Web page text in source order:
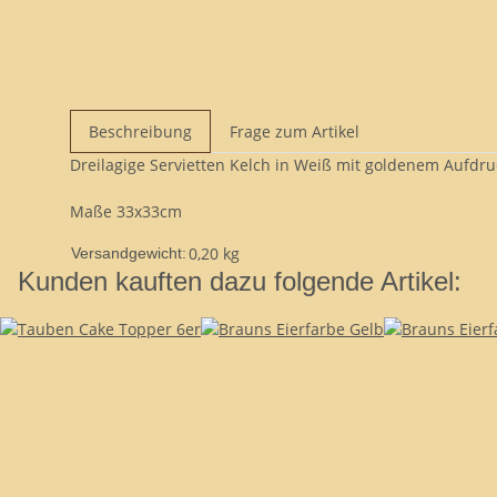
Beschreibung
Frage zum Artikel
Dreilagige Servietten Kelch in Weiß mit goldenem
Maße 33x33cm
Versandgewicht:0,20 kg
Kunden kauften dazu folgende Artikel: